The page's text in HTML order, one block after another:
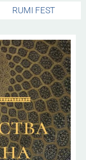
RUMI FEST